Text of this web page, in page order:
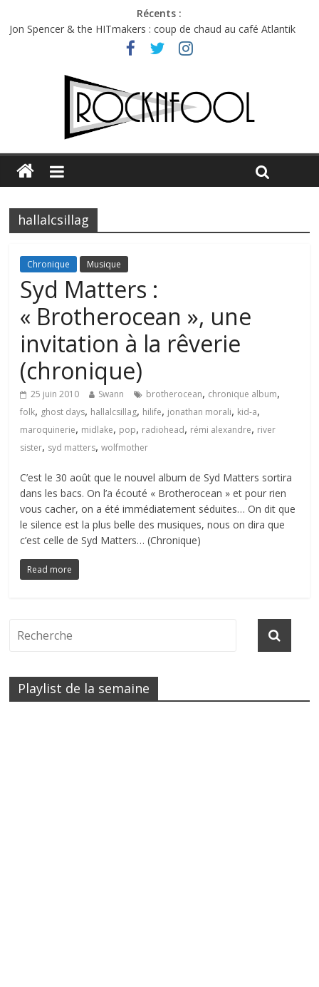
Récents :
Jon Spencer & the HITmakers : coup de chaud au café Atlantik
Hellfest 2026 vendredi : température et émotions en hausse
Hellfest 2026 jeudi : impossible de choisir entre chaleur et bonne
Première édition du Midgard Festival : entre bière, métal et
Charlie Puth à l’Olympia : la leçon de pop du Professeur Puth
hallalcsillag
Chronique Musique
Syd Matters :
« Brotherocean », une
invitation à la rêverie
(chronique)
25 juin 2010 Swann brotherocean, chronique album,
folk, ghost days, hallalcsillag, hilife, jonathan morali, kid-a,
maroquinerie, midlake, pop, radiohead, rémi alexandre, river
sister, syd matters,wolfmother
C’est le 30 août que le nouvel album de Syd Matters sortira
dans les bacs. On l’a écouté « Brotherocean » et pour rien
vous cacher, on a été immédiatement séduites… On dit que
le silence est la plus belle des musiques, nous on dira que
c’est celle de Syd Matters… (Chronique)
Read more
Playlist de la semaine